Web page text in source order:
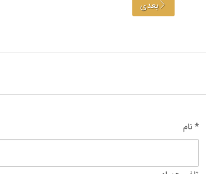
بعدی
* نام